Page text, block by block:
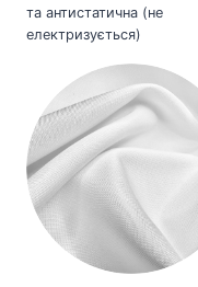
та антистатична (не
електризується)